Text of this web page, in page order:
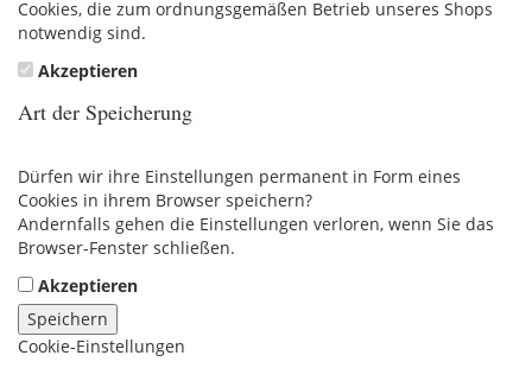
Cookies, die zum ordnungsgemäßen Betrieb unseres Shops
notwendig sind.
Akzeptieren
Art der Speicherung
Dürfen wir ihre Einstellungen permanent in Form eines
Cookies in ihrem Browser speichern?
Andernfalls gehen die Einstellungen verloren, wenn Sie das
Browser-Fenster schließen.
Akzeptieren
Speichern
Cookie-Einstellungen